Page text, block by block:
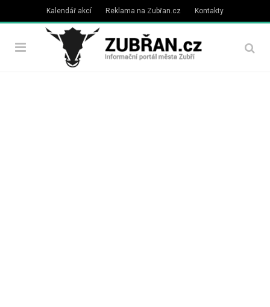
Kalendář akcí Reklama na Zubřan.cz Kontakty